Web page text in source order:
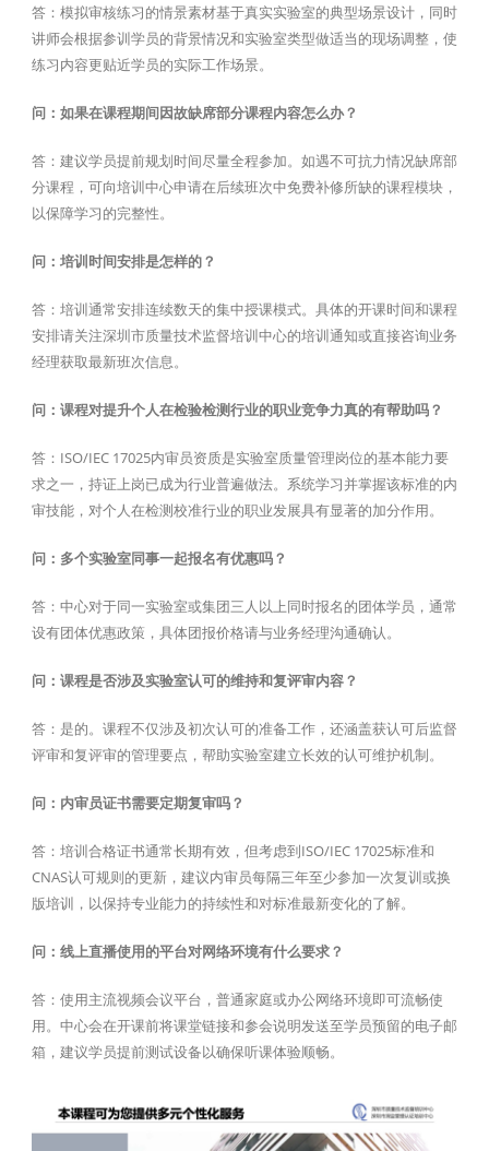
答：模拟审核练习的情景素材基于真实实验室的典型场景设计，同时
讲师会根据参训学员的背景情况和实验室类型做适当的现场调整，使
练习内容更贴近学员的实际工作场景。
问：如果在课程期间因故缺席部分课程内容怎么办？
答：建议学员提前规划时间尽量全程参加。如遇不可抗力情况缺席部
分课程，可向培训中心申请在后续班次中免费补修所缺的课程模块，
以保障学习的完整性。
问：培训时间安排是怎样的？
答：培训通常安排连续数天的集中授课模式。具体的开课时间和课程
安排请关注深圳市质量技术监督培训中心的培训通知或直接咨询业务
经理获取最新班次信息。
问：课程对提升个人在检验检测行业的职业竞争力真的有帮助吗？
答：ISO/IEC 17025内审员资质是实验室质量管理岗位的基本能力要
求之一，持证上岗已成为行业普遍做法。系统学习并掌握该标准的内
审技能，对个人在检测校准行业的职业发展具有显著的加分作用。
问：多个实验室同事一起报名有优惠吗？
答：中心对于同一实验室或集团三人以上同时报名的团体学员，通常
设有团体优惠政策，具体团报价格请与业务经理沟通确认。
问：课程是否涉及实验室认可的维持和复评审内容？
答：是的。课程不仅涉及初次认可的准备工作，还涵盖获认可后监督
评审和复评审的管理要点，帮助实验室建立长效的认可维护机制。
问：内审员证书需要定期复审吗？
答：培训合格证书通常长期有效，但考虑到ISO/IEC 17025标准和
CNAS认可规则的更新，建议内审员每隔三年至少参加一次复训或换
版培训，以保持专业能力的持续性和对标准最新变化的了解。
问：线上直播使用的平台对网络环境有什么要求？
答：使用主流视频会议平台，普通家庭或办公网络环境即可流畅使
用。中心会在开课前将课堂链接和参会说明发送至学员预留的电子邮
箱，建议学员提前测试设备以确保听课体验顺畅。